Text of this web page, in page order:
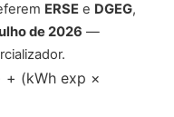
ERSE e DGEG,
de 2026 —
+ (kWh exp ×